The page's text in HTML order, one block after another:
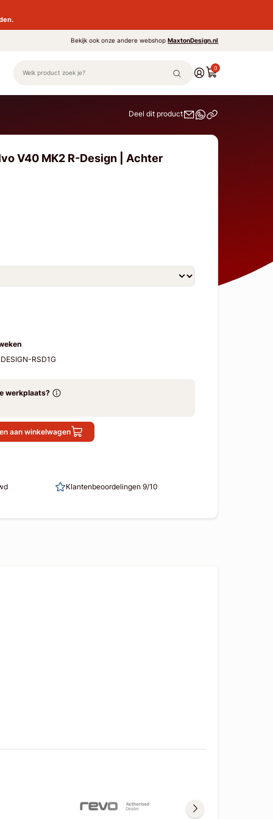
Bekijk ook onze andere webshopMaxtonDesign.nl
0
Deel dit product
V40 MK2 R-Design | Achter
RSD1G
werkplaats?
aan winkelwagen
Klantenbeoordelingen 9/10